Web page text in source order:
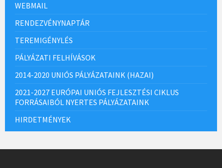
WEBMAIL
RENDEZVÉNYNAPTÁR
TEREMIGÉNYLÉS
PÁLYÁZATI FELHÍVÁSOK
2014-2020 UNIÓS PÁLYÁZATAINK (HAZAI)
2021-2027 EURÓPAI UNIÓS FEJLESZTÉSI CIKLUS
FORRÁSAIBÓL NYERTES PÁLYÁZATAINK
HIRDETMÉNYEK